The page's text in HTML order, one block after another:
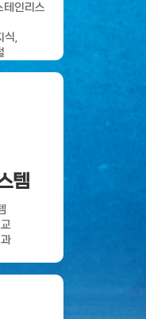
테인리스
,
템